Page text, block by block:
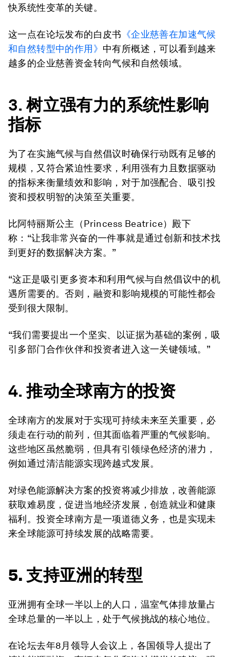
快系统性变革的关键。
这一点在论坛发布的白皮书 《企业慈善在加速气候
和自然转型中的作用》 中有所概述，可以看到越来
越多的企业慈善资金转向气候和自然领域。
3. 树立强有力的系统性影响
指标
为了在实施气候与自然倡议时确保行动既有足够的
规模，又符合紧迫性要求，利用强有力且数据驱动
的指标来衡量绩效和影响，对于加强配合、吸引投
资和授权明智的决策至关重要。
比阿特丽斯公主（Princess Beatrice）殿下
称：“让我非常兴奋的一件事就是通过创新和技术找
到更好的数据解决方案。”
“这正是吸引更多资本和利用气候与自然倡议中的机
遇所需要的。否则，融资和影响规模的可能性都会
受到很大限制。
“我们需要提出一个坚实、以证据为基础的案例，吸
引多部门合作伙伴和投资者进入这一关键领域。”
4. 推动全球南方的投资
全球南方的发展对于实现可持续未来至关重要，必
须走在行动的前列，但其面临着严重的气候影响。
这些地区虽然脆弱，但具有引领绿色经济的潜力，
例如通过清洁能源实现跨越式发展。
对绿色能源解决方案的投资将减少排放，改善能源
获取难易度，促进当地经济发展，创造就业和健康
福利。投资全球南方是一项道德义务，也是实现未
来全球能源可持续发展的战略需要。
5. 支持亚洲的转型
亚洲拥有全球一半以上的人口，温室气体排放量占
全球总量的一半以上，处于气候挑战的核心地位。
在论坛去年8月领导人会议上，各国领导人提出了